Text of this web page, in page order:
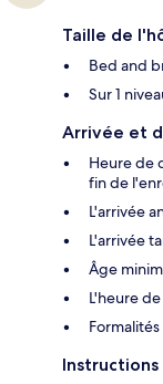
Taille de
Bed and
Sur 1
Arrivée et
Heure de
fin de
L'arrivée
L'arrivée
Âge
L'heure
Instructions